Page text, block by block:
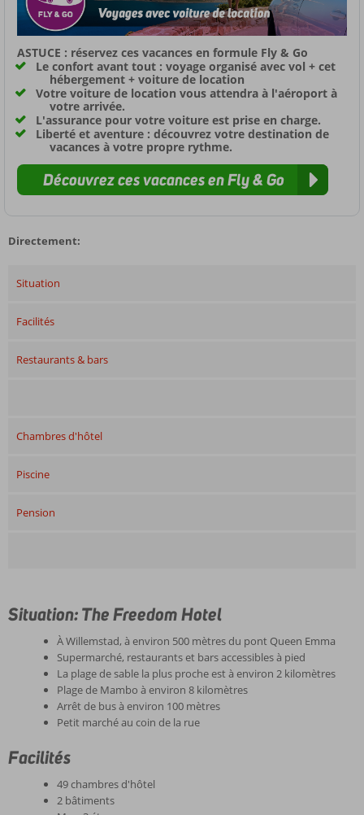
ASTUCE : réservez ces vacances en formule Fly & Go
Le confort avant tout : voyage organisé avec vol + cet
hébergement + voiture de location
Votre voiture de location vous attendra à l'aéroport à
votre arrivée.
L'assurance pour votre voiture est prise en charge.
Liberté et aventure : découvrez votre destination de
vacances à votre propre rythme.
Découvrez ces vacances en Fly & Go
Directement:
Situation
Facilités
Restaurants & bars
Chambres d'hôtel
Piscine
Pension
Situation: The Freedom Hotel
À Willemstad, à environ 500 mètres du pont Queen Emma
Supermarché, restaurants et bars accessibles à pied
La plage de sable la plus proche est à environ 2 kilomètres
Plage de Mambo à environ 8 kilomètres
Arrêt de bus à environ 100 mètres
Petit marché au coin de la rue
Facilités
49 chambres d'hôtel
2 bâtiments